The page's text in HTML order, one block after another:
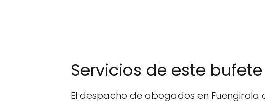
Servicios de este
El despacho de abogados en